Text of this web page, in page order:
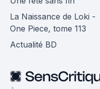
La Naissance de Loki -
One Piece, tome 113
Actualité BD